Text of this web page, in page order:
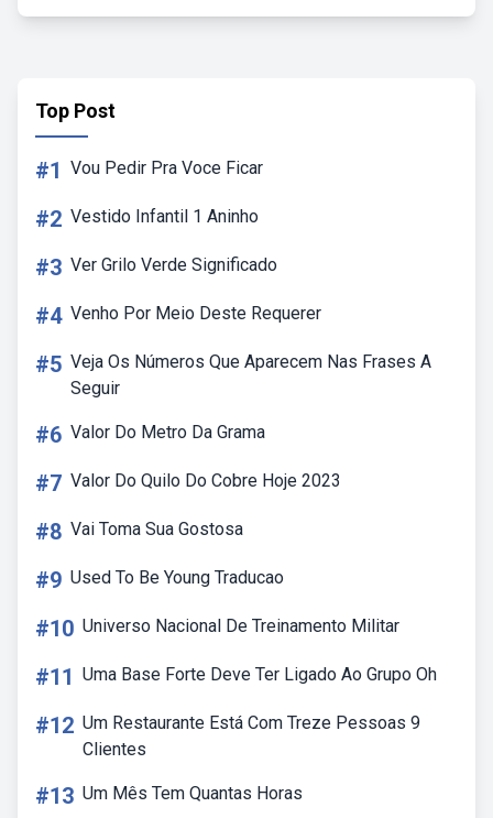
Top Post
#1 Vou Pedir Pra Voce Ficar
#2 Vestido Infantil 1 Aninho
#3 Ver Grilo Verde Significado
#4 Venho Por Meio Deste Requerer
#5 Veja Os Números Que Aparecem Nas Frases A
Seguir
#6 Valor Do Metro Da Grama
#7 Valor Do Quilo Do Cobre Hoje 2023
#8 Vai Toma Sua Gostosa
#9 Used To Be Young Traducao
#10 Universo Nacional De Treinamento Militar
#11 Uma Base Forte Deve Ter Ligado Ao Grupo Oh
#12 Um Restaurante Está Com Treze Pessoas 9
Clientes
#13 Um Mês Tem Quantas Horas